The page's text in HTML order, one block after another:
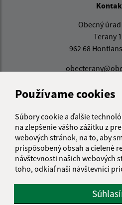
Používame cookies
Súbory cookie a ďalšie
na zlepšenie vášho zážitku z
webových stránok, na to, aby
prispôsobený obsah a cielené
návštevnosti našich webových
toho, odkiaľ naši návštevníci
Obecný
Terany
962 68
IČO: